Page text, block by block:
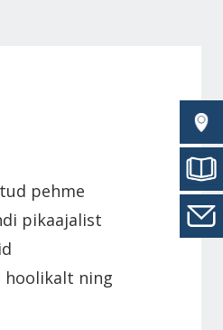
pehme
pikaajalist
hoolikalt ning